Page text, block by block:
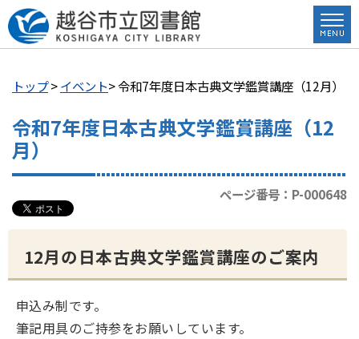
トップ>イベント> 令和7年度日本古典文学鑑賞講座（12月）
令和7年度日本古典文学鑑賞講座（12
月）
ページ番号：P-000648
12月の日本古典文学鑑賞講座のご案内
申込み制です。
筆記用具のご持参をお願いしています。